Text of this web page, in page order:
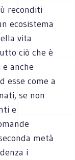
reconditi
ecosistema
vita
ciò che è
anche
esse come a
se non
e
metà
i